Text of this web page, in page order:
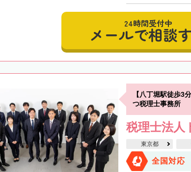
24時間受付中
メールで相談
【八丁堀駅徒歩3
つ税理士事務所
税理士法人
東京都
全国対応